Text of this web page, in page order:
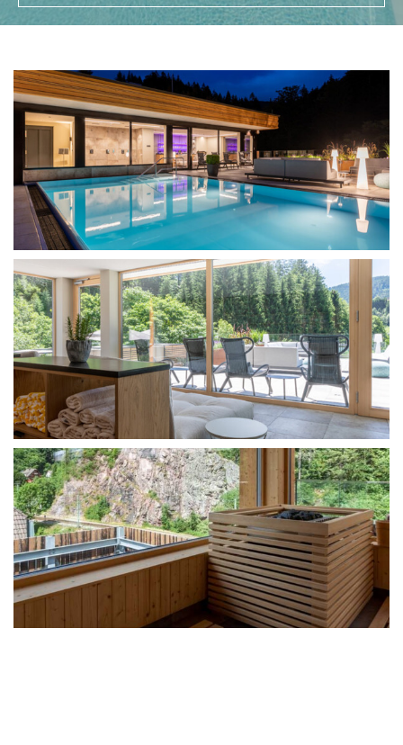
KULINARISCHER KALENDER
THE CHEF'S BEST
The Chef's Best - unsere Backstage Party - Jörg &
Nico Sackmann rocken samt Team unsere